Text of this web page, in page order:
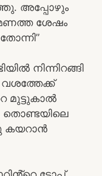
അപ്പോഴും
ശേഷം
നിന്നിറങ്ങി
വശത്തേക്ക്
മുട്ടുകാൽ
തൊണ്ടയിലെ
കയറാൻ